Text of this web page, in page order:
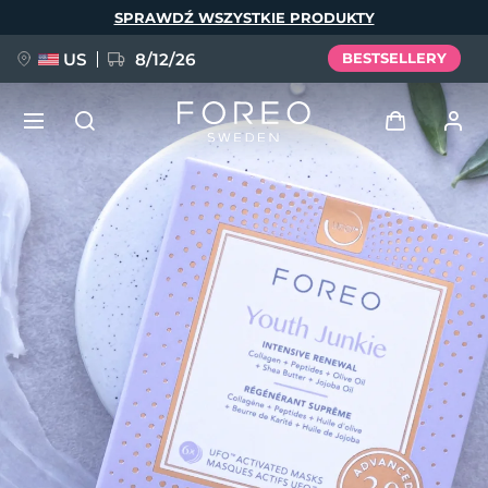
SPRAWDŹ WSZYSTKIE PRODUKTY
US 8/12/26 BESTSELLERY
Zaloguj
Profil użytkownika
Moje urządzenia
Moje zamówienia
Moje adresy
Moje subskrypcje
NOWOŚĆ
FAQ™ Pure Beauty-Tech Elixir
BREAKING NEWS
issa™ Teeth Whitening Set
Język
English Deutsch
Español
Français
Italiano
Português
Polski
Svenska
Русский
Türkçe
简体中文 繁體中文